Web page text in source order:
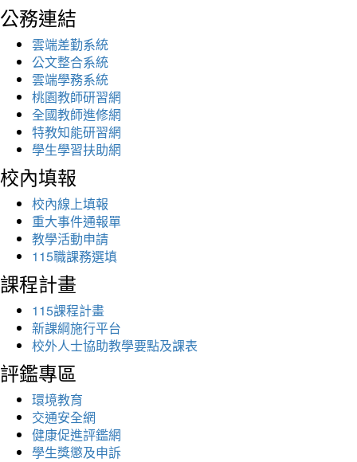
公務連結
雲端差勤系統
公文整合系統
雲端學務系統
桃園教師研習網
全國教師進修網
特教知能研習網
學生學習扶助網
校內填報
校內線上填報
重大事件通報單
教學活動申請
115職課務選填
課程計畫
115課程計畫
新課綱施行平台
校外人士協助教學要點及課表
評鑑專區
環境教育
交通安全網
健康促進評鑑網
學生獎懲及申訴